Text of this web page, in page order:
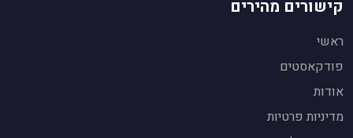
קישורים מהירים
ראשי
פודקאסטים
אודות
מדיניות פרטיות